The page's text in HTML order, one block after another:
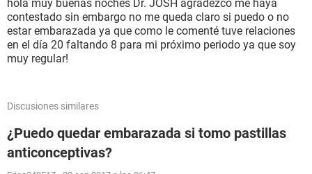
hola muy buenas noches Dr. JOSH agradezco me haya
contestado sin embargo no me queda claro si puedo o no
estar embarazada ya que como le comenté tuve relaciones
en el día 20 faltando 8 para mi próximo periodo ya que soy
muy regular!
Discusiones similares
¿Puedo quedar embarazada si tomo pastillas
anticonceptivas?